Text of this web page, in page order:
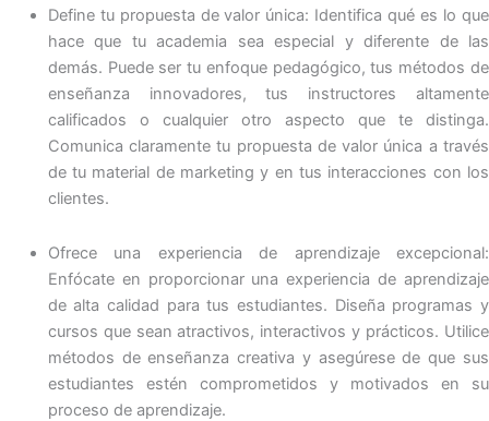
Define tu propuesta de valor única: Identifica qué es lo que
hace que tu academia sea especial y diferente de las
demás. Puede ser tu enfoque pedagógico, tus métodos de
enseñanza innovadores, tus instructores altamente
calificados o cualquier otro aspecto que te distinga.
Comunica claramente tu propuesta de valor única a través
de tu material de marketing y en tus interacciones con los
clientes.
Ofrece una experiencia de aprendizaje excepcional:
Enfócate en proporcionar una experiencia de aprendizaje
de alta calidad para tus estudiantes. Diseña programas y
cursos que sean atractivos, interactivos y prácticos. Utilice
métodos de enseñanza creativa y asegúrese de que sus
estudiantes estén comprometidos y motivados en su
proceso de aprendizaje.